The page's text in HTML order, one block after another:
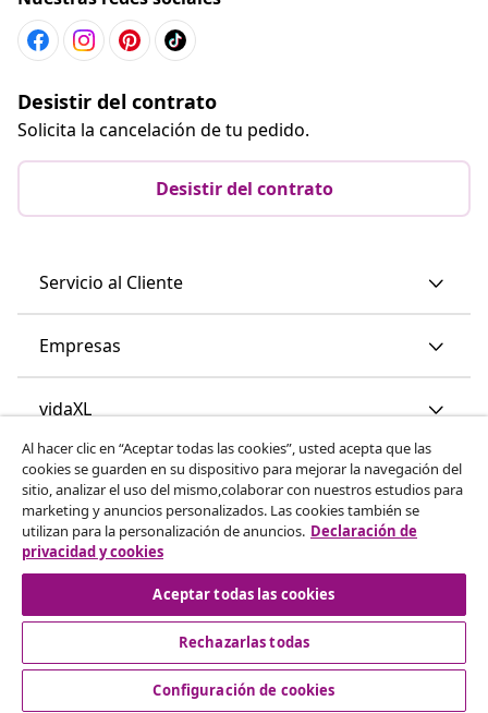
Desistir del contrato
Solicita la cancelación de tu pedido.
Desistir del contrato
Servicio al Cliente
Empresas
vidaXL
Descubre mas
© 2008-2026 vidaXL www.vidaxl.es es una página web de
vidaXL Marketplace International B.V.
Al hacer clic en “Aceptar todas las cookies”, usted acepta que las
cookies se guarden en su dispositivo para mejorar la navegación del
sitio, analizar el uso del mismo,colaborar con nuestros estudios para
marketing y anuncios personalizados. Las cookies también se
utilizan para la personalización de anuncios. Declaración de
privacidad y cookies
Aceptar todas las cookies
Rechazarlas todas
Configuración de cookies